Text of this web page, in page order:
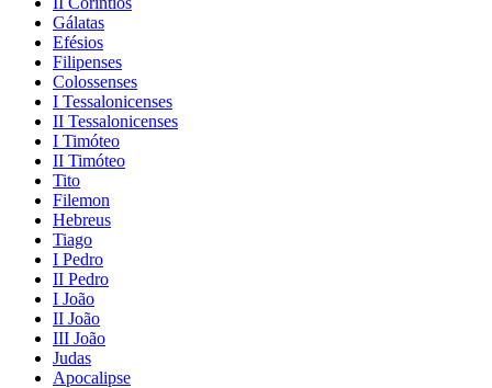
Gálatas
Efésios
Filipenses
Colossenses
I Tessalonicenses
II Tessalonicenses
I Timóteo
II Timóteo
Tito
Filemon
Hebreus
Tiago
I Pedro
II Pedro
I João
II João
III João
Judas
Apocalipse